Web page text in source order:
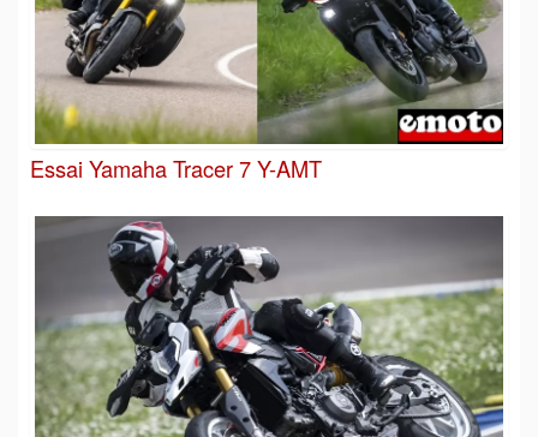
Essai Yamaha Tracer 7 Y-AMT